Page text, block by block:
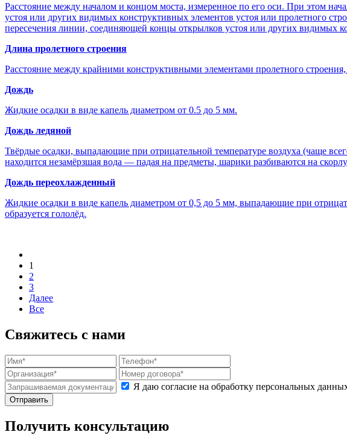
Расстояние между началом и концом моста, измеренное по его оси. При этом
устоя или других видимых конструктивных элементов устоя или пролетного
пересечения линии, соединяющей концы открылков устоя или других видимых
Длина пролетного строения
Расстояние между крайними конструктивными элементами пролетного
Дождь
Жидкие осадки в виде капель диаметром от 0.5 до 5 мм.
Дождь ледяной
Твёрдые осадки, выпадающие при отрицательной температуре воздуха (чаще
находится незамёрзшая вода — падая на предметы, шарики разбиваются на
Дождь переохлажденный
Жидкие осадки в виде капель диаметром от 0,5 до 5 мм, выпадающие при
образуется гололёд.
1
2
3
Далее
Все
Свяжитесь с нами
Я даю согласие на обработку персональных
Получить консультацию